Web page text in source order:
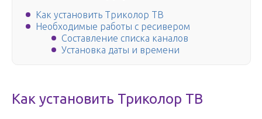
Как установить Триколор ТВ
Необходимые работы с ресивером
Составление списка каналов
Установка даты и времени
Как установить Триколор ТВ